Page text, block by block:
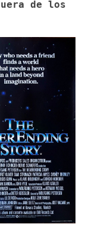
de los